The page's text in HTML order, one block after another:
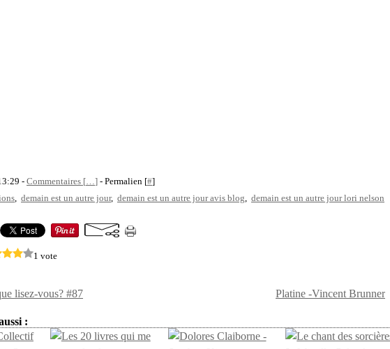
- Commentaires […] - Permalien [#]
, demain est un autre jour, demain est un autre jour avis blog, demain est un autre jour lori nelson
1 vote
lisez-vous? #87 Platine -Vincent Brunner
: